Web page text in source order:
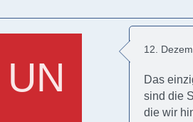
12.
Das
sind die
die wir